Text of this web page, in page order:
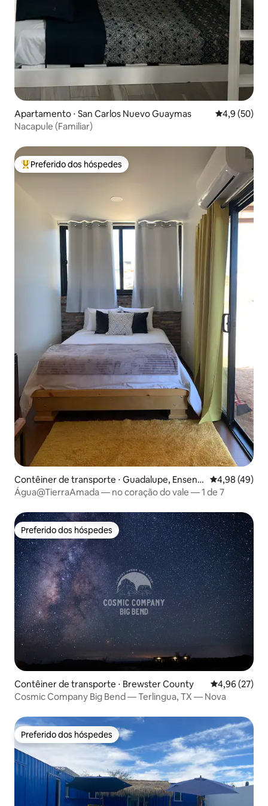
Apartamento ⋅ San Carlos Nuevo Guaymas 4,9 de uma
4,9 (50)
Nacapule (Familiar)
Entre os melhores preferidos dos hóspedes
Preferido dos hóspedes
Contêiner de transporte ⋅ Guadalupe, Ensena
da
4,98 de uma
4,98 (49)
Água@TierraAmada — no coração do vale — 1 de 7
Preferido dos hóspedes
Preferido dos hóspedes
Contêiner de transporte ⋅ Brewster County 4,96 de uma
4,96 (27)
Cosmic Company Big Bend — Terlingua, TX — Nova
Preferido dos hóspedes
Preferido dos hóspedes